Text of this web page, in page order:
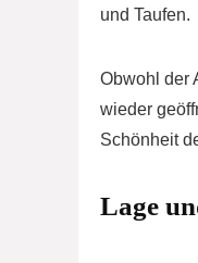
und Taufen.
Obwohl der
wieder
Schönheit
Lage